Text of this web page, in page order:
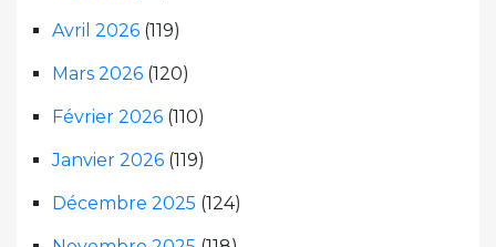
Avril 2026 (119)
Mars 2026 (120)
Février 2026 (110)
Janvier 2026 (119)
Décembre 2025 (124)